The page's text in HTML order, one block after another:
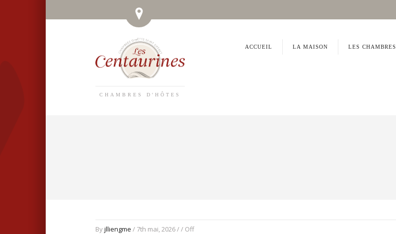
CHAMBRES D'HÔTES
ACCUEIL LA MAISON LES CHAMBRES
Byjlliengme / 7th mai, 2026 / / Off